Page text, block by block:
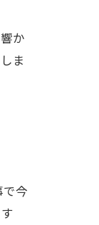
か
ま
今